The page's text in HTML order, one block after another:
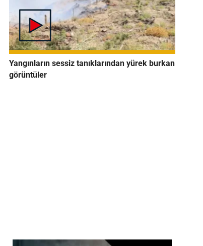
Yangınların sessiz tanıklarından yürek burkan
görüntüler